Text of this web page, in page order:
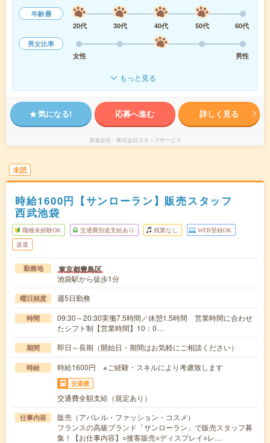
年齢層
20代
30代 40代 50代
60代
男女比率
女性
男性
もっと見る
気になる! 応募へ進む 詳しく見る
派遣会社 株式会社スタッフサービス
未読
時給1600円【サンローラン】販売スタッフ
西武池袋
職種未経験OK 交通費別途支給あり 残業なし WEB登録OK
派遣
勤務地 東京都豊島区
池袋駅から徒歩1分
曜日頻度 週5日勤務
時間
09:30～20:30実働7.5時間／休憩1.5時間 営業時間に合わせ
たシフト制【営業時間】10：0…
期間 即日～長期（開始日・期間はお気軽にご相談ください）
時給 時給1600円 ※ご経験・スキルにより考慮致します
交通費
交通費全額支給（規定あり）
仕事内容
販売（アパレル・ファッション・コスメ）
フランスの高級ブランド「サンローラン」で販売スタッフ募
集！【お仕事内容】○接客販売○ディスプレイ○レ…